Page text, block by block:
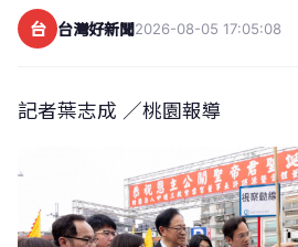
台 台灣好新聞2026-08-05 17:05:08
記者葉志成 ／桃園報導